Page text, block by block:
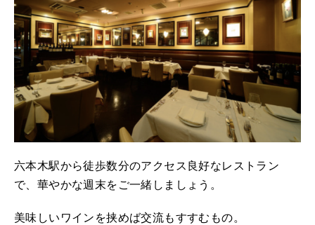
六本木駅から徒歩数分のアクセス良好なレストラン
で、華やかな週末をご一緒しましょう。
美味しいワインを挟めば交流もすすむもの。